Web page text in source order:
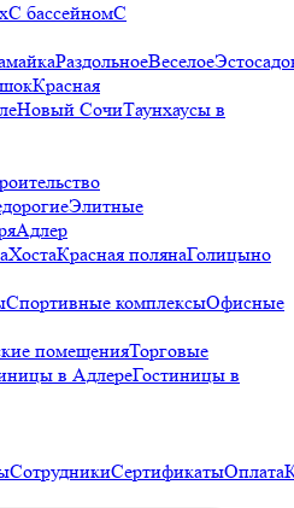
С бассейномС
РаздольноеВеселое
Красная
Новый СочиТаунхаусы в
Элитные
Адлер
ХостаКрасная полянаГолицыно
Спортивные комплексыОфисные
помещенияТорговые
в АдлереГостиницы в
СотрудникиСертификатыОплата